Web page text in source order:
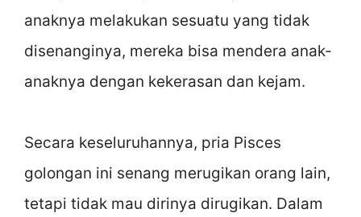
anaknya melakukan sesuatu yang tidak
disenanginya, mereka bisa mendera anak-
anaknya dengan kekerasan dan kejam.
Secara keseluruhannya, pria Pisces
golongan ini senang merugikan orang lain,
tetapi tidak mau dirinya dirugikan. Dalam